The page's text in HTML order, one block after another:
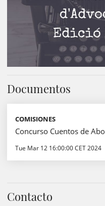
Documentos
COMISIONES
Concurso Cuentos de
Tue Mar 12 16:00:00 CET 2024
Contacto